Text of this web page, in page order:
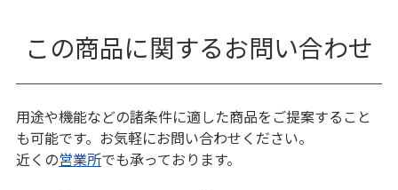
この商品に関するお問い合わせ
用途や機能などの諸条件に適した商品をご提案すること
も可能です。お気軽にお問い合わせください。
近くの営業所でも承っております。